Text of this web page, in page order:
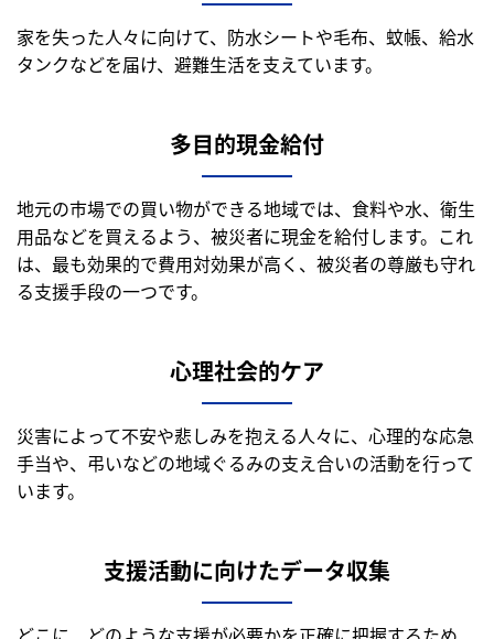
家を失った人々に向けて、防水シートや毛布、蚊帳、給水
タンクなどを届け、避難生活を支えています。
多目的現金給付
地元の市場での買い物ができる地域では、食料や水、衛生
用品などを買えるよう、被災者に現金を給付します。これ
は、最も効果的で費用対効果が高く、被災者の尊厳も守れ
る支援手段の一つです。
心理社会的ケア
災害によって不安や悲しみを抱える人々に、心理的な応急
手当や、弔いなどの地域ぐるみの支え合いの活動を行って
います。
支援活動に向けたデータ収集